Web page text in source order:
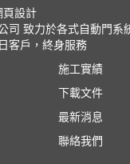
頁設計
司 致力於各式自動門系
客戶，終身服務
施工實績
下載文件
最新消息
聯絡我們